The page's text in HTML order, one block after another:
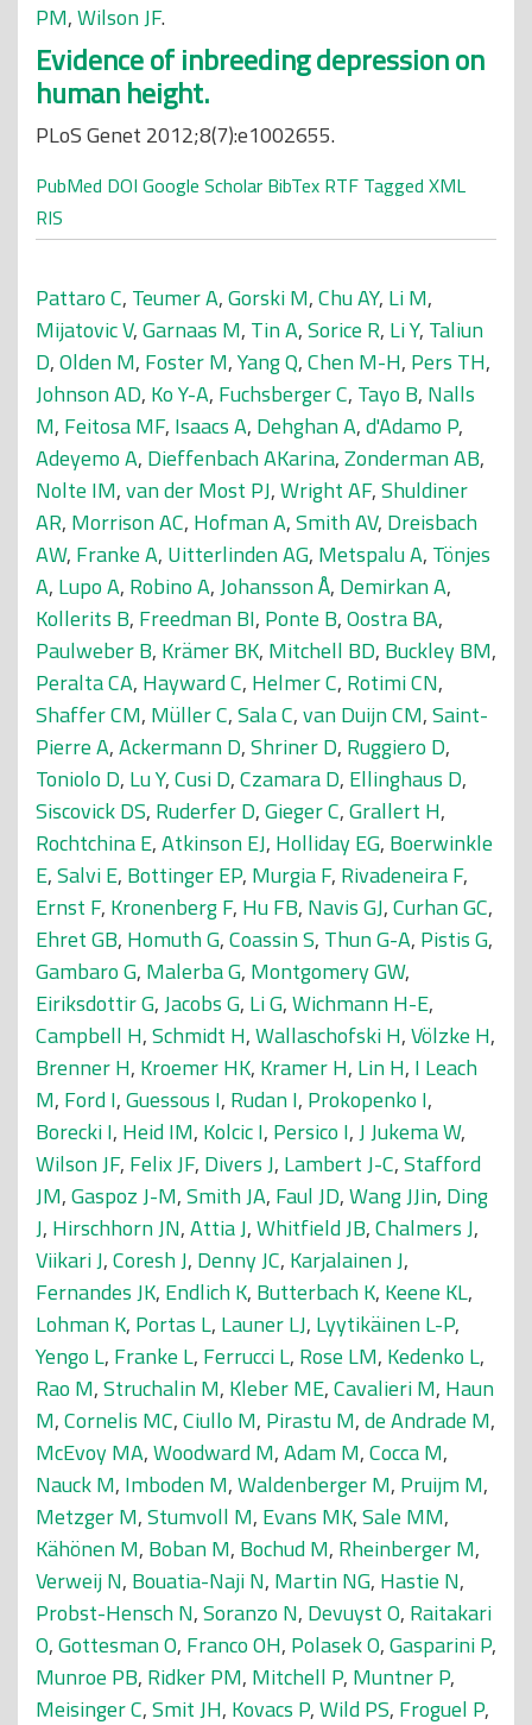
PM,Wilson JF.
Evidence of inbreeding depression on
human height.
PLoS Genet 2012;8(7):e1002655.
PubMed DOI Google Scholar BibTex RTF Tagged XML
RIS
Pattaro C, Teumer A,Gorski M,Chu AY, Li M,
Mijatovic V,Garnaas M, Tin A,Sorice R, Li Y, Taliun
D,Olden M, Foster M,Yang Q,Chen M-H, Pers TH,
Johnson AD, Ko Y-A, Fuchsberger C, Tayo B, Nalls
M, Feitosa MF, Isaacs A, Dehghan A,d'Adamo P,
Adeyemo A, Dieffenbach AKarina,Zonderman AB,
Nolte IM,van der Most PJ,Wright AF,Shuldiner
AR, Morrison AC, Hofman A,Smith AV, Dreisbach
AW, Franke A, Uitterlinden AG, Metspalu A, Tönjes
A, Lupo A, Robino A,Johansson Å, Demirkan A,
Kollerits B, Freedman BI, Ponte B,Oostra BA,
Paulweber B, Krämer BK, Mitchell BD, Buckley BM,
Peralta CA, Hayward C, Helmer C, Rotimi CN,
Shaffer CM, Müller C,Sala C,van Duijn CM,Saint-
Pierre A,Ackermann D,Shriner D, Ruggiero D,
Toniolo D, Lu Y,Cusi D,Czamara D, Ellinghaus D,
Siscovick DS, Ruderfer D,Gieger C,Grallert H,
Rochtchina E,Atkinson EJ, Holliday EG, Boerwinkle
E,Salvi E, Bottinger EP, Murgia F, Rivadeneira F,
Ernst F, Kronenberg F, Hu FB, Navis GJ,Curhan GC,
Ehret GB, Homuth G,Coassin S, Thun G-A, Pistis G,
Gambaro G, Malerba G, Montgomery GW,
Eiriksdottir G,Jacobs G, Li G,Wichmann H-E,
Campbell H,Schmidt H,Wallaschofski H,Völzke H,
Brenner H, Kroemer HK, Kramer H, Lin H, I Leach
M, Ford I,Guessous I, Rudan I, Prokopenko I,
Borecki I, Heid IM, Kolcic I, Persico I,J Jukema W,
Wilson JF, Felix JF, Divers J, Lambert J-C,Stafford
JM,Gaspoz J-M,Smith JA, Faul JD,Wang JJin, Ding
J, Hirschhorn JN,Attia J,Whitfield JB,Chalmers J,
Viikari J,Coresh J, Denny JC, Karjalainen J,
Fernandes JK, Endlich K, Butterbach K, Keene KL,
Lohman K, Portas L, Launer LJ, Lyytikäinen L-P,
Yengo L, Franke L, Ferrucci L, Rose LM, Kedenko L,
Rao M,Struchalin M, Kleber ME,Cavalieri M, Haun
M,Cornelis MC,Ciullo M, Pirastu M,de Andrade M,
McEvoy MA,Woodward M,Adam M,Cocca M,
Nauck M, Imboden M,Waldenberger M, Pruijm M,
Metzger M,Stumvoll M, Evans MK,Sale MM,
Kähönen M, Boban M, Bochud M, Rheinberger M,
Verweij N, Bouatia-Naji N, Martin NG, Hastie N,
Probst-Hensch N,Soranzo N, Devuyst O, Raitakari
O,Gottesman O, Franco OH, Polasek O,Gasparini P,
Munroe PB, Ridker PM, Mitchell P, Muntner P,
Meisinger C,Smit JH, Kovacs P,Wild PS, Froguel P,